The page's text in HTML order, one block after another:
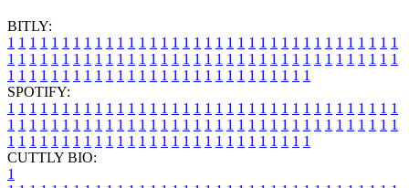
BITLY:
1 1 1 1 1 1 1 1 1 1 1 1 1 1 1 1 1 1 1 1 1 1 1 1 1 1 1 1 1 1 1 1 1 1 1 1
1 1 1 1 1 1 1 1 1 1 1 1 1 1 1 1 1 1 1 1 1 1 1 1 1 1 1 1 1 1 1 1 1 1 1 1
1 1 1 1 1 1 1 1 1 1 1 1 1 1 1 1 1 1 1 1 1 1 1 1 1 1 1 1
SPOTIFY:
1 1 1 1 1 1 1 1 1 1 1 1 1 1 1 1 1 1 1 1 1 1 1 1 1 1 1 1 1 1 1 1 1 1 1 1
1 1 1 1 1 1 1 1 1 1 1 1 1 1 1 1 1 1 1 1 1 1 1 1 1 1 1 1 1 1 1 1 1 1 1 1
1 1 1 1 1 1 1 1 1 1 1 1 1 1 1 1 1 1 1 1 1 1 1 1 1 1 1 1
CUTTLY BIO:
1